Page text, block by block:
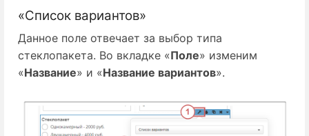
«Список вариантов»
Данное поле отвечает за выбор типа
стеклопакета. Во вкладке «Поле» изменим
«Название» и «Название вариантов».